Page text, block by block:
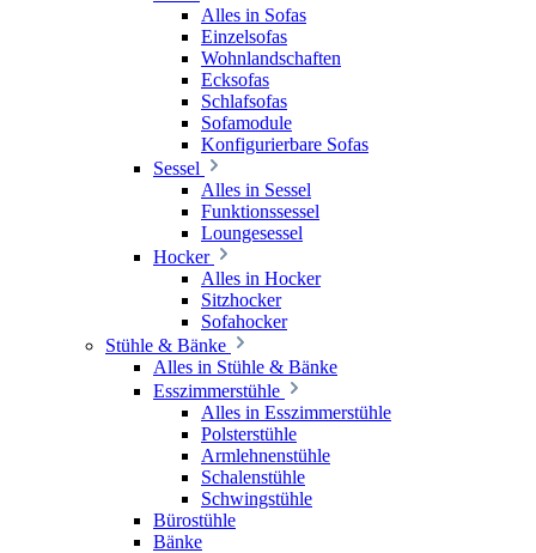
Alles in Sofas
Einzelsofas
Wohnlandschaften
Ecksofas
Schlafsofas
Sofamodule
Konfigurierbare Sofas
Sessel
Alles in Sessel
Funktionssessel
Loungesessel
Hocker
Alles in Hocker
Sitzhocker
Sofahocker
Stühle & Bänke
Alles in Stühle & Bänke
Esszimmerstühle
Alles in Esszimmerstühle
Polsterstühle
Armlehnenstühle
Schalenstühle
Schwingstühle
Bürostühle
Bänke